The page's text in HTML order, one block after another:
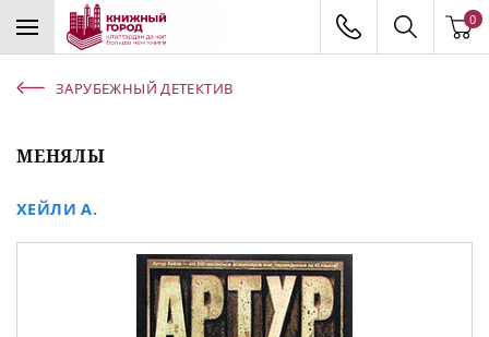
0
ЗАРУБЕЖНЫЙ ДЕТЕКТИВ
МЕНЯЛЫ
ХЕЙЛИ А.